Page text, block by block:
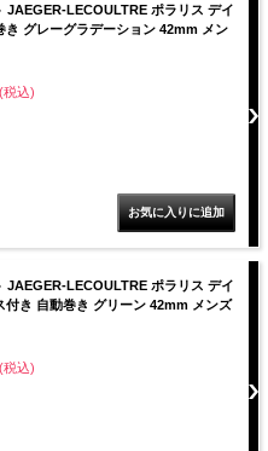
JAEGER-LECOULTRE ポラリス デイ
き グレーグラデーション 42mm メン
税込)
JAEGER-LECOULTRE ポラリス デイ
付き 自動巻き グリーン 42mm メンズ
税込)